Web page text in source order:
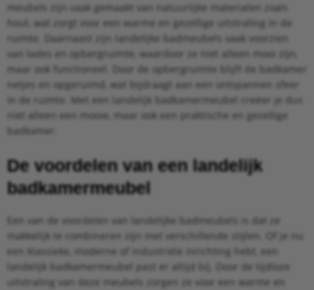
meubels zijn vaak gemaakt van natuurlijke materialen zoals
hout, wat zorgt voor een warme en gezellige uitstraling in de
ruimte. Daarnaast zijn landelijke badmeubels vaak voorzien
van lades en opbergruimte, waardoor ze niet alleen mooi zijn,
maar ook functioneel. Door de opbergruimte blijft de badkamer
netjes en opgeruimd, wat bijdraagt aan een ontspannen sfeer
in de ruimte. Met een landelijk badkamermeubel creëer je dus
niet alleen een mooie, maar ook een praktische en gezellige
badkamer.
De voordelen van een landelijk
badkamermeubel
Een van de voordelen van landelijke badmeubels is dat ze
makkelijk te combineren zijn met verschillende stijlen. Of je nu
een klassieke, moderne of industriële inrichting hebt, een
landelijk badkamermeubel past er altijd bij. Door de tijdloze
uitstraling van deze meubels zorgen ze voor een warme en